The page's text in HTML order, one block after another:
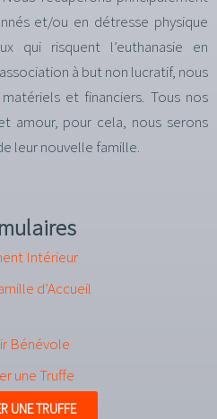
et/ou en détresse physique
qui risquent l’euthanasie en
à but non lucratif, nous
et financiers. Tous nos
amour, pour cela, nous serons
leur nouvelle famille.
Intérieur
d’Accueil
Bénévole
une Truffe
UNE TRUFFE